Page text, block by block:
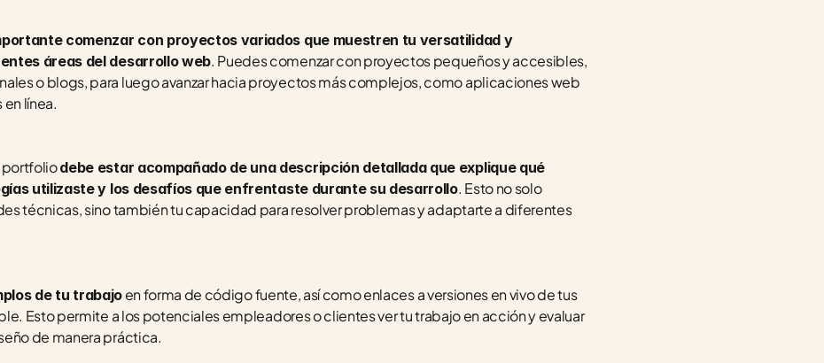
comenzar con proyectos variados que muestren tu versatilidad y
áreas del desarrollo web. Puedes comenzar con proyectos pequeños y accesibles,
o blogs, para luego avanzar hacia proyectos más complejos, como aplicaciones web
línea.
portfolio debe estar acompañado de una descripción detallada que explique qué
utilizaste y los desafíos que enfrentaste durante su desarrollo. Esto no solo
técnicas, sino también tu capacidad para resolver problemas y adaptarte a diferentes
de tu trabajo en forma de código fuente, así como enlaces a versiones en vivo de tus
Esto permite a los potenciales empleadores o clientes ver tu trabajo en acción y evaluar
de manera práctica.